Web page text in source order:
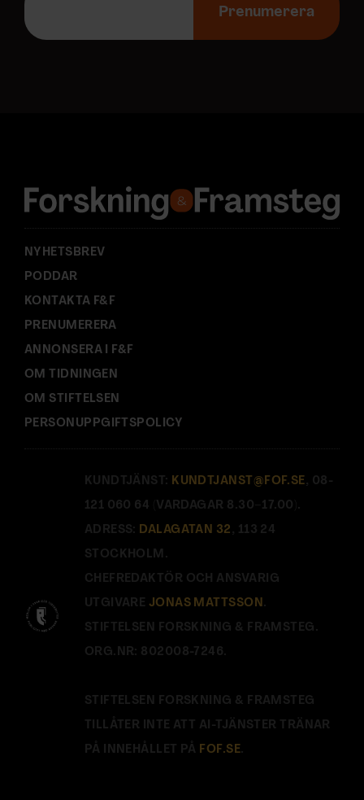
p
s
:
Prenumerera
NYHETSBREV
PODDAR
KONTAKTA F&F
PRENUMERERA
ANNONSERA I F&F
OM TIDNINGEN
OM STIFTELSEN
PERSONUPPGIFTSPOLICY
KUNDTJÄNST: KUNDTJANST@FOF.SE , 08-
121 060 64 (VARDAGAR 8.30–17.00).
ADRESS: DALAGATAN 32 , 113 24
STOCKHOLM.
CHEFREDAKTÖR OCH ANSVARIG
UTGIVARE JONAS MATTSSON.
STIFTELSEN FORSKNING & FRAMSTEG.
ORG.NR: 802008-7246.
STIFTELSEN FORSKNING & FRAMSTEG
TILLÅTER INTE ATT AI-TJÄNSTER TRÄNAR
PÅ INNEHÅLLET PÅ FOF.SE.